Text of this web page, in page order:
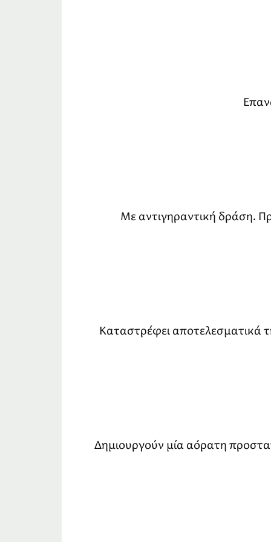
Με αντιγηραντική δράση.
Καταστρέφει αποτελεσματικά
Δημιουργούν μία αόρατη